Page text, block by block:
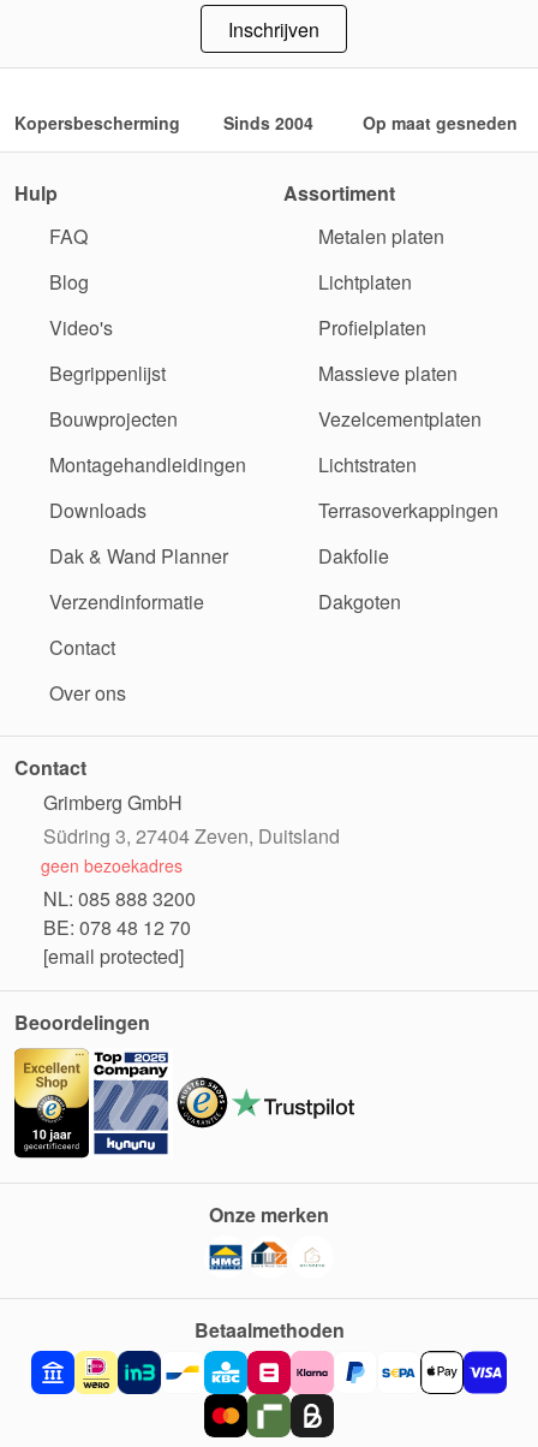
Inschrijven
Kopersbescherming Sinds 2004 Op maat gesneden
Hulp
FAQ
Blog
Video's
Begrippenlijst
Bouwprojecten
Montagehandleidingen
Downloads
Dak & Wand Planner
Verzendinformatie
Contact
Over ons
Assortiment
Metalen platen
Lichtplaten
Profielplaten
Massieve platen
Vezelcementplaten
Lichtstraten
Terrasoverkappingen
Dakfolie
Dakgoten
Contact
Grimberg GmbH
Südring 3, 27404 Zeven, Duitsland
geen bezoekadres
NL: 085 888 3200
BE: 078 48 12 70
[email protected]
Beoordelingen
Betaalmethoden
Onze merken